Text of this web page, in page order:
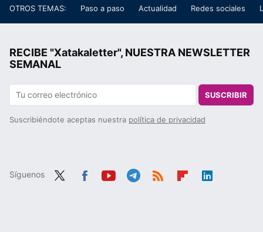
OTROS TEMAS: Paso a paso Actualidad Redes sociales
RECIBE "Xatakaletter", NUESTRA NEWSLETTER
SEMANAL
SUSCRIBIR
Suscribiéndote aceptas nuestra política de privacidad
Síguenos